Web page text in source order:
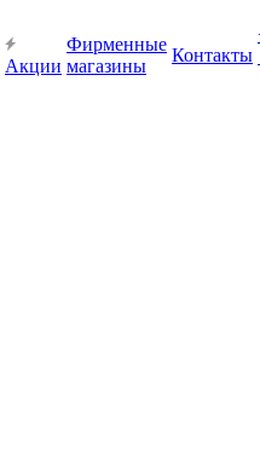
Акции
Фирменные
магазины
Контакты